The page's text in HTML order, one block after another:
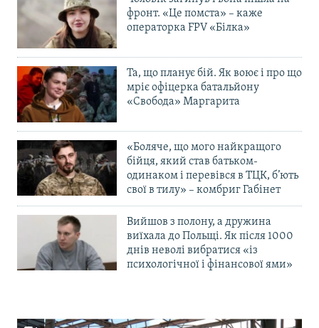
фронт. «Це помста» – каже
операторка FPV «Білка»
Та, що планує бій. Як воює і про що
мріє офіцерка батальйону
«Свобода» Маргарита
«Боляче, що мого найкращого
бійця, який став батьком-
одинаком і перевівся в ТЦК, б’ють
свої в тилу» – комбриг Габінет
Вийшов з полону, а дружина
виїхала до Польщі. Як після 1000
днів неволі вибратися «із
психологічної і фінансової ями»